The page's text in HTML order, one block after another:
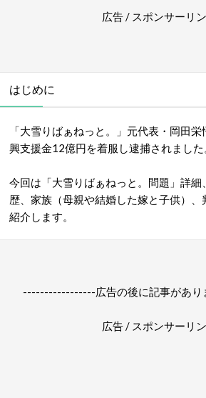
広告 / スポンサーリ
はじめに
「大雪りばぁねっと。」元代表・岡田
興支援金12億円を着服し逮捕されました
今回は「大雪りばぁねっと。問題」詳細
歴、家族（母親や結婚した嫁と子供）
紹介します。
-----------------広告の後に記事があ
広告 / スポンサーリ